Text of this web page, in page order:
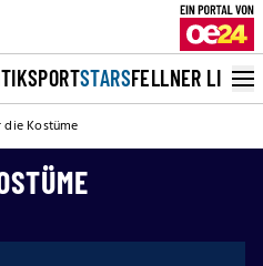
SPORTSTARSFELLNER LIVE
Kostüme